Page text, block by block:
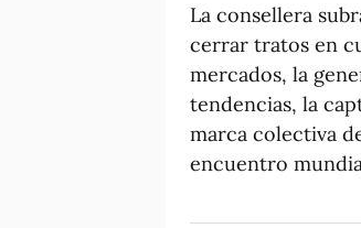
La consellera
cerrar tratos en
mercados, la
tendencias, la
marca colectiva
encuentro